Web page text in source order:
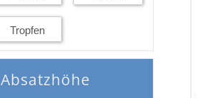
Tropfen
Absatzhöhe